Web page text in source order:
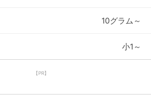
10グラム～
小1～
【PR】